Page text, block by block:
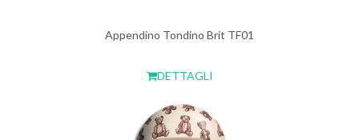
Appendino Tondino Brit TF01
DETTAGLI